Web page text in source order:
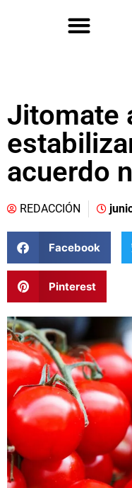
Jitomate
acuerdo
REDACCIÓN
Facebook
Pinterest